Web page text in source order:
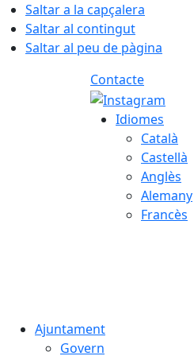
Saltar a la capçalera
Saltar al contingut
Saltar al peu de pàgina
Contacte
Idiomes
Català
Castellà
Anglès
Alemany
Francès
Ajuntament
Govern